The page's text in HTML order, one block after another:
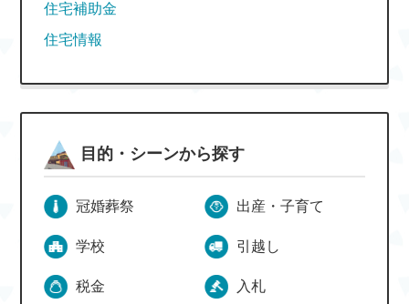
住宅補助金
住宅情報
目的・シーンから探す
冠婚葬祭 出産・子育て
学校 引越し
税金 入札